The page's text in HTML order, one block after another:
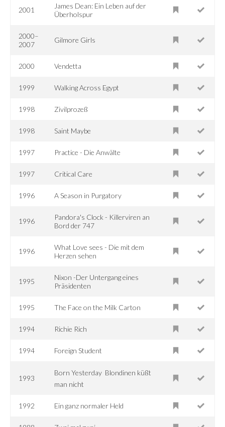
2001
James Dean: Ein Leben auf der
Überholspur
2000–
2007
Gilmore Girls
2000 Vendetta
1999 Walking Across Egypt
1998 Zivilprozeß
1998 Saint Maybe
1997 Practice - Die Anwälte
1997 Critical Care
1996 A Season in Purgatory
1996
Pandora's Clock - Killerviren an
Bord der 747
1996
What Love sees - Die mit dem
Herzen sehen
1995
Nixon -Der Untergang eines
Präsidenten
1995 The Face on the Milk Carton
1994 Richie Rich
1994 Foreign Student
1993
Born Yesterday  Blondinen küßt
man nicht
1992 Ein ganz normaler Held